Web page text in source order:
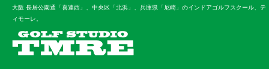
大阪 長居公園通「喜連西」、中央区「北浜」、兵庫県「尼崎」のインドアゴルフスクール、テ
ィモーレ。